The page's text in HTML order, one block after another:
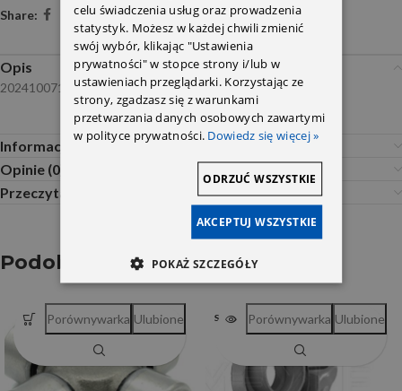
Share:
Opis
2024100715s
Informacje dodatkowe
Opinie (0)
Przeczytaj Przed Zakupem
Podobne produkty
Porównywarka Ulubione SOLD OUTPorównywarka Ulubione
celu świadczenia usług oraz prowadzenia
statystyk. Możesz w każdej chwili zmienić
swój wybór, klikając "Ustawienia
prywatności" w stopce strony i/lub w
ustawieniach przeglądarki. Korzystając ze
strony, zgadzasz się z warunkami
przetwarzania danych osobowych zawartymi
w polityce prywatności. Dowiedz się więcej »
AKCEPTUJ WSZYSTKIE
ODRZUĆ WSZYSTKIE
POKAŻ SZCZEGÓŁY